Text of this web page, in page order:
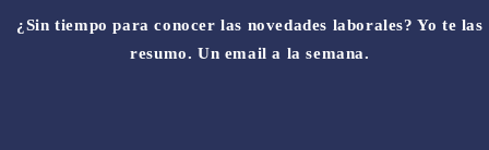
¿Sin tiempo para conocer las novedades laborales? Yo te las
resumo. Un email a la semana.